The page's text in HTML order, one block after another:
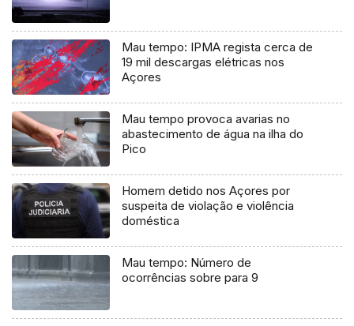
Mau tempo: IPMA regista cerca de
19 mil descargas elétricas nos
Açores
Mau tempo provoca avarias no
abastecimento de água na ilha do
Pico
Homem detido nos Açores por
suspeita de violação e violência
doméstica
Mau tempo: Número de
ocorrências sobre para 9